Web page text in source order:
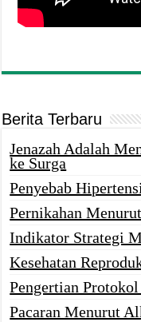
Berita Terbaru
Jenazah Adalah
ke Surga
Penyebab
Pernikahan
Indikator Strategi
Kesehatan
Pengertian
Pacaran Menurut